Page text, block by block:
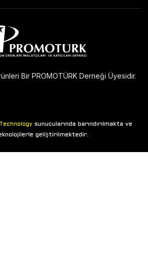
Bir PROMOTÜRK Derneği Üyesidir.
sunucularında barındırılmakta ve
geliştirilmektedir.